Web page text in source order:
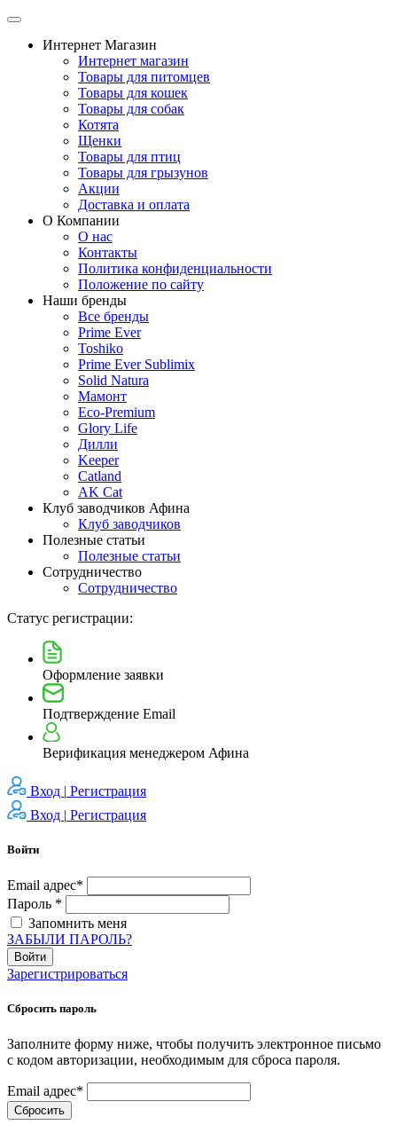
Интернет Магазин
Интернет магазин
Товары для питомцев
Товары для кошек
Товары для собак
Котята
Щенки
Товары для птиц
Товары для грызунов
Акции
Доставка и оплата
О Компании
О нас
Контакты
Политика конфиденциальности
Положение по сайту
Наши бренды
Все бренды
Prime Ever
Toshiko
Prime Ever Sublimix
Solid Natura
Мамонт
Eco-Premium
Glory Life
Дилли
Keeper
Catland
AK Cat
Клуб заводчиков Афина
Клуб заводчиков
Полезные статьи
Полезные статьи
Сотрудничество
Сотрудничество
Статус регистрации:
Оформление заявки
Подтверждение Email
Верификация менеджером Афина
Вход | Регистрация
Вход | Регистрация
Войти
Email адрес*
Пароль *
Запомнить меня
ЗАБЫЛИ ПАРОЛЬ?
Войти
Зарегистрироваться
Сбросить пароль
Заполните форму ниже, чтобы получить электронное письмо
с кодом авторизации, необходимым для сброса пароля.
Email адрес*
Сбросить